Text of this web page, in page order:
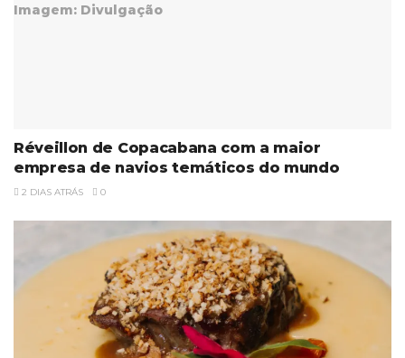
Réveillon de Copacabana com a maior
empresa de navios temáticos do mundo
2 DIAS ATRÁS 0